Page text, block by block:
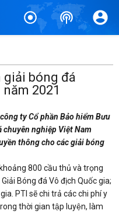
giải bóng đá
2021
ty Cổ phần Bảo hiểm Bưu
chuyên nghiệp Việt Nam
thông cho các giải bóng
800 cầu thủ và trọng
Bóng đá Vô địch Quốc gia;
PTI sẽ chi trả các chi phí y
thời gian tập luyện, làm